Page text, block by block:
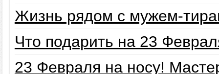
Жизнь рядом с мужем-
Что подарить на 23
23 Февраля на носу!